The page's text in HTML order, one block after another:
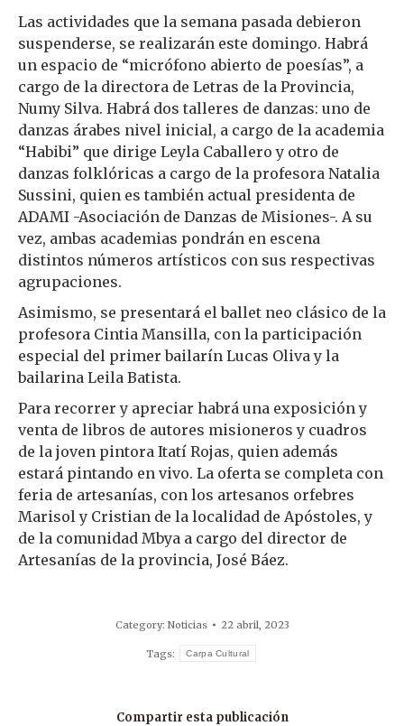
Las actividades que la semana pasada debieron
suspenderse, se realizarán este domingo. Habrá
un espacio de “micrófono abierto de poesías”, a
cargo de la directora de Letras de la Provincia,
Numy Silva. Habrá dos talleres de danzas: uno de
danzas árabes nivel inicial, a cargo de la academia
“Habibi” que dirige Leyla Caballero y otro de
danzas folklóricas a cargo de la profesora Natalia
Sussini, quien es también actual presidenta de
ADAMI -Asociación de Danzas de Misiones-. A su
vez, ambas academias pondrán en escena
distintos números artísticos con sus respectivas
agrupaciones.
Asimismo, se presentará el ballet neo clásico de la
profesora Cintia Mansilla, con la participación
especial del primer bailarín Lucas Oliva y la
bailarina Leila Batista.
Para recorrer y apreciar habrá una exposición y
venta de libros de autores misioneros y cuadros
de la joven pintora Itatí Rojas, quien además
estará pintando en vivo. La oferta se completa con
feria de artesanías, con los artesanos orfebres
Marisol y Cristian de la localidad de Apóstoles, y
de la comunidad Mbya a cargo del director de
Artesanías de la provincia, José Báez.
Category: Noticias 22 abril, 2023
Tags: Carpa Cultural
Compartir esta publicación